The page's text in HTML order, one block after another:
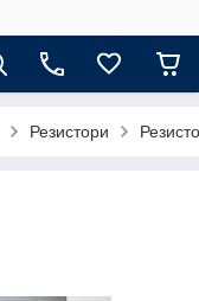
Резистори